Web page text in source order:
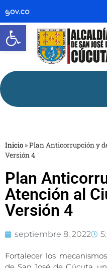
Abrir barra
Inicio »Plan Anticorrupción y
Versión 4
Plan
Atención al
Versión 4
septiembre 8, 2022
Fortalecer los